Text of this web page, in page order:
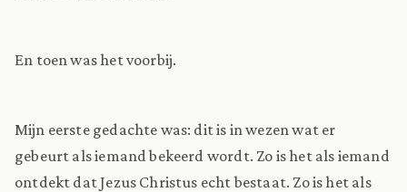
En toen was het voorbij.
Mijn eerste gedachte was: dit is in wezen wat er
gebeurt als iemand bekeerd wordt. Zo is het als iemand
ontdekt dat Jezus Christus echt bestaat. Zo is het als